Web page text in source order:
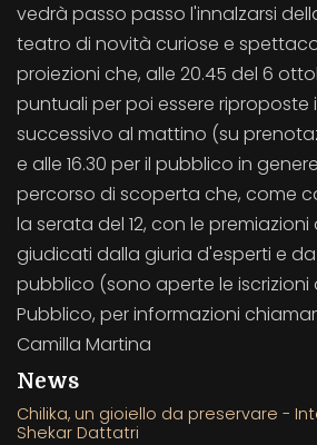
vedrà passo passo l'innalzarsi
teatro di novità curiose e
proiezioni che, alle 20.45 del 6
puntuali per poi essere riproposte
successivo al mattino (su
e alle 16.30 per il pubblico in
percorso di scoperta che, come
la serata del 12, con le
giudicati dalla giuria d'esperti e
pubblico (sono aperte le iscrizioni
Pubblico, per informazioni
Camilla Martina
News
Chilika, un gioiello da preservare -
Shekar Dattatri